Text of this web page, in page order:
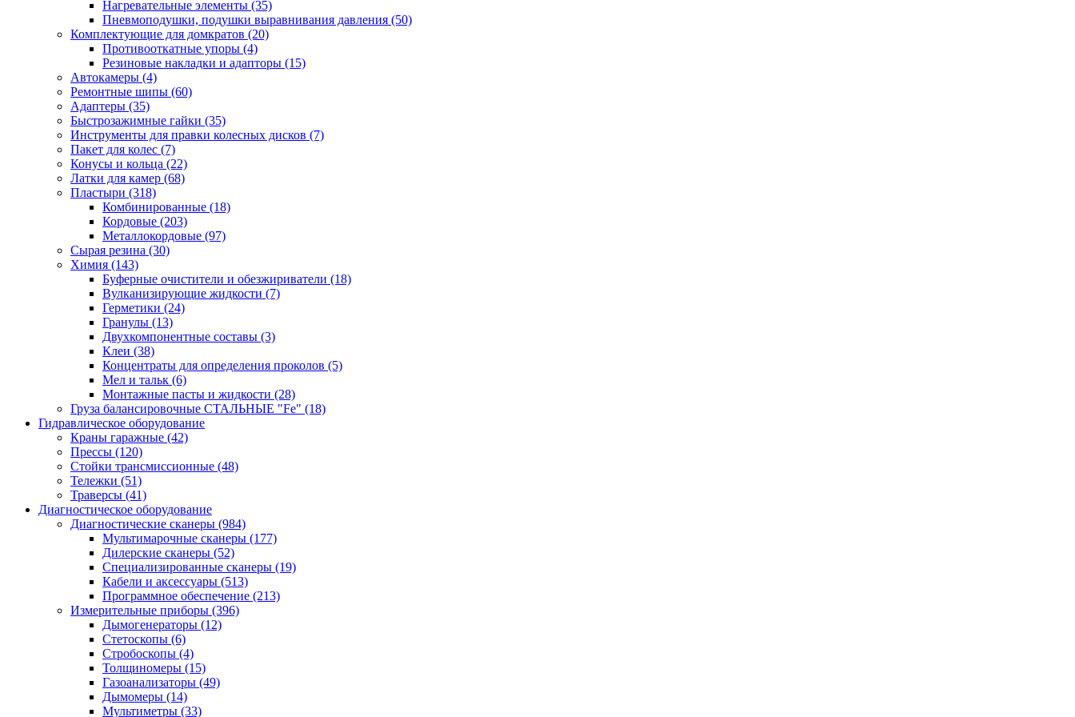
Нагревательные элементы (35)
Пневмоподушки, подушки выравнивания давления (50)
Комплектующие для домкратов (20)
Противооткатные упоры (4)
Резиновые накладки и адапторы (15)
Автокамеры (4)
Ремонтные шипы (60)
Адаптеры (35)
Быстрозажимные гайки (35)
Инструменты для правки колесных дисков (7)
Пакет для колес (7)
Конусы и кольца (22)
Латки для камер (68)
Пластыри (318)
Комбинированные (18)
Кордовые (203)
Металлокордовые (97)
Сырая резина (30)
Химия (143)
Буферные очистители и обезжириватели (18)
Вулканизирующие жидкости (7)
Герметики (24)
Гранулы (13)
Двухкомпонентные составы (3)
Клеи (38)
Концентраты для определения проколов (5)
Мел и тальк (6)
Монтажные пасты и жидкости (28)
Груза балансировочные СТАЛЬНЫЕ "Fe" (18)
Гидравлическое оборудование
Краны гаражные (42)
Прессы (120)
Стойки трансмиссионные (48)
Тележки (51)
Траверсы (41)
Диагностическое оборудование
Диагностические сканеры (984)
Мультимарочные сканеры (177)
Дилерские сканеры (52)
Специализированные сканеры (19)
Кабели и аксессуары (513)
Программное обеспечение (213)
Измерительные приборы (396)
Дымогенераторы (12)
Стетоскопы (6)
Стробоскопы (4)
Толщиномеры (15)
Газоанализаторы (49)
Дымомеры (14)
Мультиметры (33)